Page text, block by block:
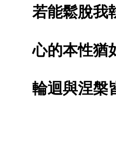
若能鬆脫我執
心的本性猶
輪迴與涅槃